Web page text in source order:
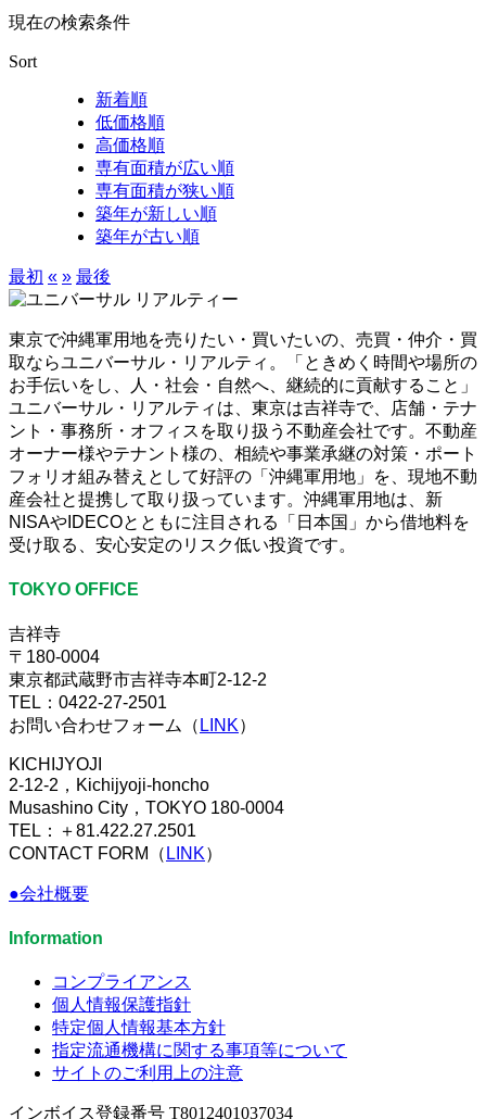
現在の検索条件
Sort
新着順
低価格順
高価格順
専有面積が広い順
専有面積が狭い順
築年が新しい順
築年が古い順
最初 « » 最後
東京で沖縄軍用地を売りたい・買いたいの、売買・仲介・買
取ならユニバーサル・リアルティ。「ときめく時間や場所の
お手伝いをし、人・社会・自然へ、継続的に貢献すること」
ユニバーサル・リアルティは、東京は吉祥寺で、店舗・テナ
ント・事務所・オフィスを取り扱う不動産会社です。不動産
オーナー様やテナント様の、相続や事業承継の対策・ポート
フォリオ組み替えとして好評の「沖縄軍用地」を、現地不動
産会社と提携して取り扱っています。沖縄軍用地は、新
NISAやIDECOとともに注目される「日本国」から借地料を
受け取る、安心安定のリスク低い投資です。
TOKYO OFFICE
吉祥寺
〒180-0004
東京都武蔵野市吉祥寺本町2-12-2
TEL：0422-27-2501
お問い合わせフォーム（ LINK）
KICHIJYOJI
2-12-2，Kichijyoji-honcho
Musashino City，TOKYO 180-0004
TEL：＋81.422.27.2501
CONTACT FORM（ LINK）
●会社概要
Information
コンプライアンス
個人情報保護指針
特定個人情報基本方針
指定流通機構に関する事項等について
サイトのご利用上の注意
インボイス登録番号 T8012401037034